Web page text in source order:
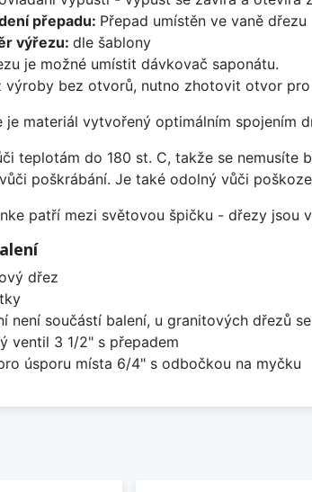
přepadu: Přepad umístěn ve vaně dřezu
výřezu: dle šablony
je možné umístit dávkovač saponátu.
výroby bez otvorů, nutno zhotovit otvor
je materiál vytvořený optimálním spojením
teplotám do 180 st. C, takže se nemusíte
poškrábání. Je také odolný vůči
patří mezi světovou špičku - dřezy jsou
dřez
není součástí balení, u granitových dřezů
ventil 3 1/2" s přepadem
úsporu místa 6/4" s odbočkou na myčku